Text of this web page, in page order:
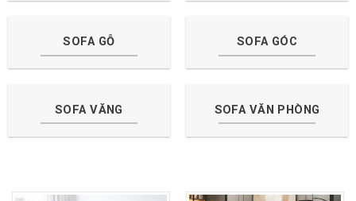
SOFA GỖ SOFA GÓC
SOFA VĂNG SOFA VĂN PHÒNG